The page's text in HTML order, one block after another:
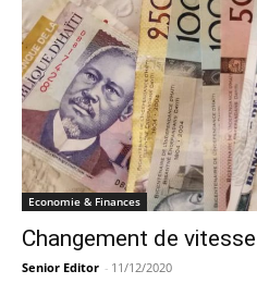
Economie & Finances
Changement de
Senior Editor - 11/12/2020